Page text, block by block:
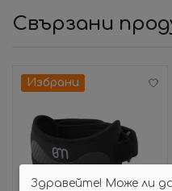
Свързани
Избрани
Здравейте! Може ли